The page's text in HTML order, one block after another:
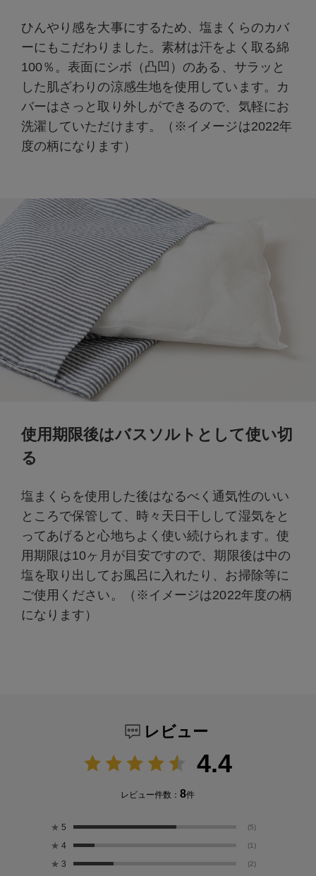
ひんやり感を大事にするため、塩まくらのカバ
ーにもこだわりました。素材は汗をよく取る綿
100％。表面にシボ（凸凹）のある、サラッと
した肌ざわりの涼感生地を使用しています。カ
バーはさっと取り外しができるので、気軽にお
洗濯していただけます。（※イメージは2022年
度の柄になります）
使用期限後はバスソルトとして使い切
る
塩まくらを使用した後はなるべく通気性のいい
ところで保管して、時々天日干しして湿気をと
ってあげると心地ちよく使い続けられます。使
用期限は10ヶ月が目安ですので、期限後は中の
塩を取り出してお風呂に入れたり、お掃除等に
ご使用ください。（※イメージは2022年度の柄
になります）
レビュー
4.4
レビュー件数：8件
★ 5 (5)
★ 4 (1)
★ 3 (2)